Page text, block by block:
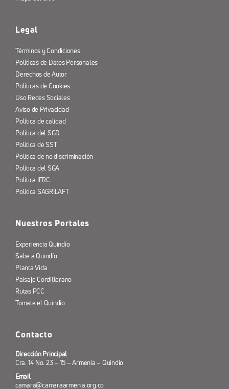
Legal
Términos y Condiciones
Políticas de Datos Personales
Derechos de Autor
Políticas de Cookies
Uso Redes Sociales
Aviso de Privacidad
Política de calidad
Política del SGD
Política de SST
Política de no discriminación
Política del SGA
Política IERC
Política SAGRILAFT
Nuestros Portales
Experiencia Quindío
Sabe a Quindío
Planta Vida
Paisaje Cordillerano
Rutas PCC
Tomate el Quindío
Contacto
Dirección Principal
Cra. 14 No. 23 – 15 – Armenia – Quindío
Email
camara@camaraarmenia.org.co